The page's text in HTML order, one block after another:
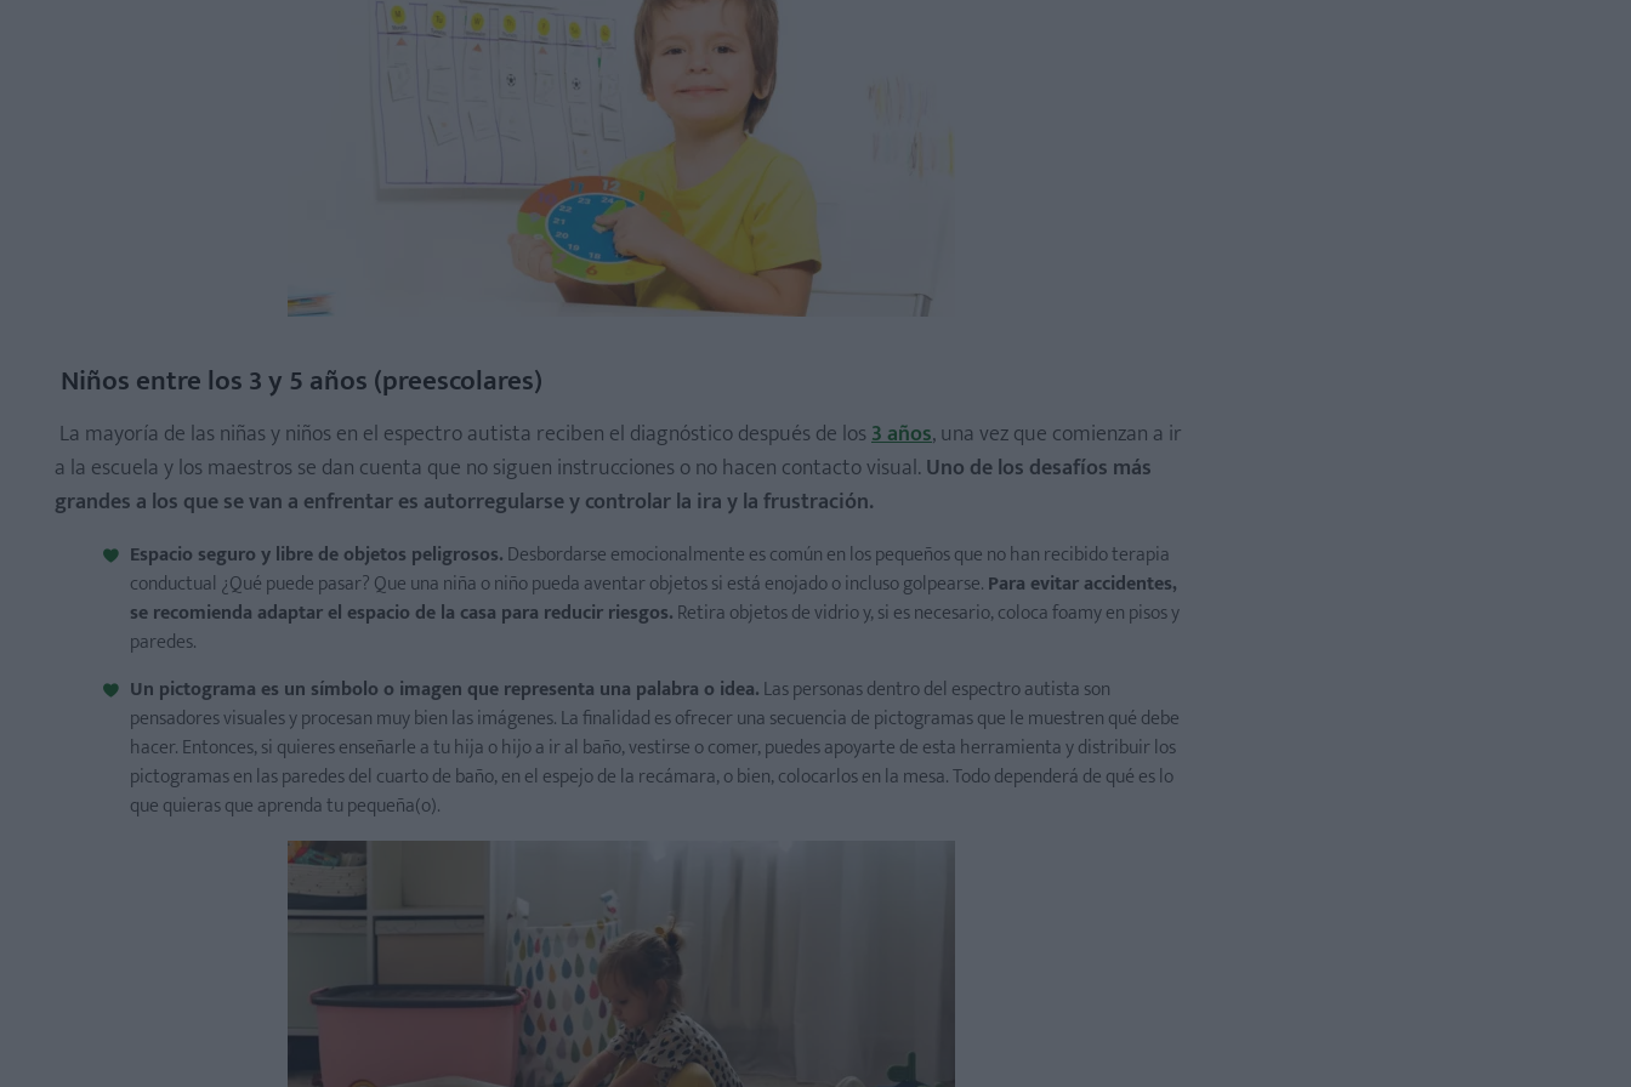
Niños entre los 3 y 5 años (preescolares)
La mayoría de las niñas y niños en el espectro autista reciben el diagnóstico después de los3 años, una vez que comienzan a ir
a la escuela y los maestros se dan cuenta que no siguen instrucciones o no hacen contacto visual. Uno de los desafíos más
grandes a los que se van a enfrentar es autorregularse y controlar la ira y la frustración.
Espacio seguro y libre de objetos peligrosos.Desbordarse emocionalmente es común en los pequeños que no han recibido terapia
conductual ¿Qué puede pasar? Que una niña o niño pueda aventar objetos si está enojado o incluso golpearse.Para evitar accidentes,
se recomienda adaptar el espacio de la casa para reducir riesgos.Retira objetos de vidrio y, si es necesario, coloca foamy en pisos y
paredes.
Un pictograma es un símbolo o imagen que representa una palabra o idea.Las personas dentro del espectro autista son
pensadores visuales y procesan muy bien las imágenes. La finalidad es ofrecer una secuencia de pictogramas que le muestren qué debe
hacer. Entonces, si quieres enseñarle a tu hija o hijo a ir al baño, vestirse o comer, puedes apoyarte de esta herramienta y distribuir los
pictogramas en las paredes del cuarto de baño, en el espejo de la recámara, o bien, colocarlos en la mesa. Todo dependerá de qué es lo
que quieras que aprenda tu pequeña(o).